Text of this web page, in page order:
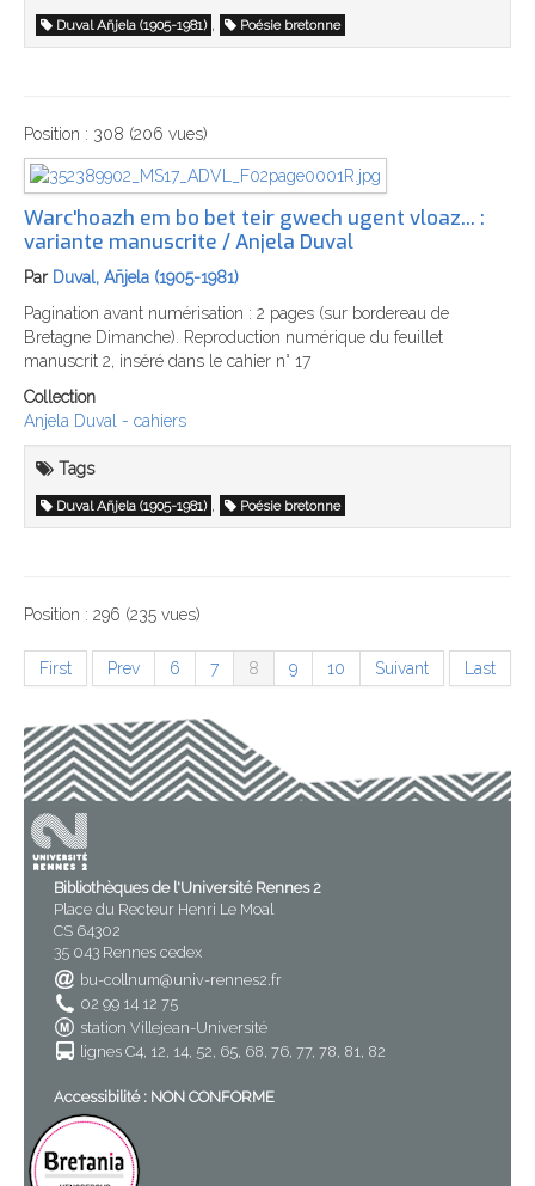
Duval Añjela (1905-1981) , Poésie bretonne
Position : 308 (206 vues)
Warc'hoazh em bo bet teir gwech ugent vloaz... :
variante manuscrite / Anjela Duval
Par Duval, Añjela (1905-1981)
Pagination avant numérisation : 2 pages (sur bordereau de
Bretagne Dimanche). Reproduction numérique du feuillet
manuscrit 2, inséré dans le cahier n° 17
Collection
Anjela Duval - cahiers
Tags
Duval Añjela (1905-1981) , Poésie bretonne
Position : 296 (235 vues)
First Prev 6 7 8 9 10 Suivant Last
Bibliothèques de l'Université Rennes 2
Place du Recteur Henri Le Moal
CS 64302
35 043 Rennes cedex
bu-collnum@univ-rennes2.fr
02 99 14 12 75
station Villejean-Université
lignes C4, 12, 14, 52, 65, 68, 76, 77, 78, 81, 82
Accessibilité : NON CONFORME